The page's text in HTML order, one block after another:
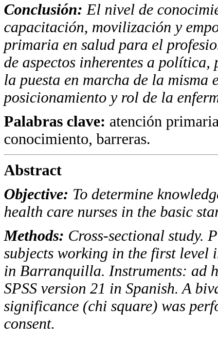
Conclusión: El nivel de
capacitación, movilización y
primaria en salud para el
de aspectos inherentes a
la puesta en marcha de la
posicionamiento y rol de la
Palabras clave: atención
conocimiento, barreras.
Abstract
Objective: To determine
health care nurses in the basic
Methods: Cross-sectional study.
subjects working in the first
in Barranquilla. Instruments: ad
SPSS version 21 in Spanish. A
significance (chi square) was
consent.